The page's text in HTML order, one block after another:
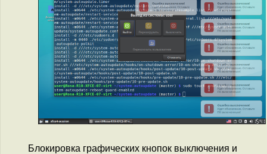
Блокировка графических кнопок выключения и